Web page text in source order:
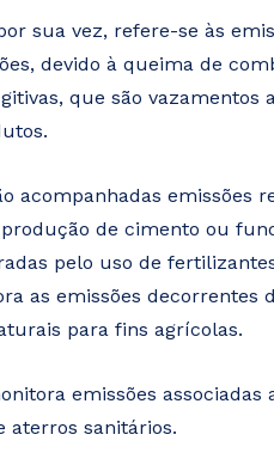
sua vez, refere-se às
devido à queima de
que são vazamentos
acompanhadas emissões
de cimento ou
pelo uso de
as emissões
para fins agrícolas.
emissões
aterros sanitários.